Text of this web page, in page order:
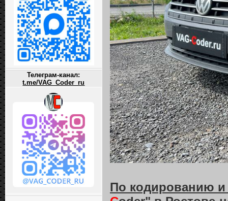
Телеграм-канал:
t.me/VAG_Coder_ru
По кодированию и